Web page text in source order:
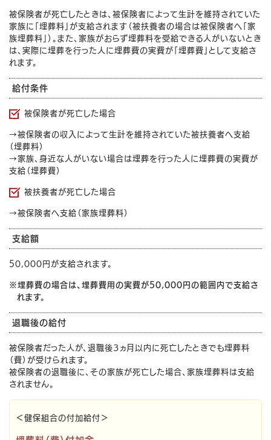
被保険者が死亡したときは、被保険者によって生計を維持されていた
家族に「埋葬料」が支給されます（被扶養者の場合は被保険者へ「家
族埋葬料」）。また、家族がおらず埋葬料を受給できる人がいないとき
は、実際に埋葬を行った人に埋葬費の実費が「埋葬費」として支給さ
れます。
給付条件
被保険者が死亡した場合
→被保険者の収入によって生計を維持されていた被扶養者へ支給
（埋葬料）
→家族、身近な人がいない場合は埋葬を行った人に埋葬費の実費が
支給（埋葬費）
被扶養者が死亡した場合
→被保険者へ支給（家族埋葬料）
支給額
50,000円が支給されます。
※埋葬費の場合は、埋葬費用の実費が50,000円の範囲内で支給さ
れます。
退職後の給付
被保険者だった人が、退職後３ヵ月以内に死亡したときでも埋葬料
（費）が受けられます。
被保険者の退職後に、その家族が死亡した場合、家族埋葬料は支給
されません。
＜健保組合の付加給付＞